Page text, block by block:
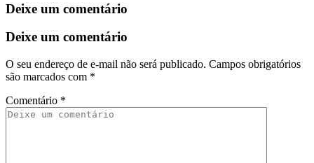
Deixe um comentário
Deixe um comentário
O seu endereço de e-mail não será publicado. Campos obrigatórios
são marcados com *
Comentário *